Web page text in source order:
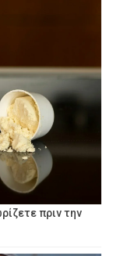
πριν την